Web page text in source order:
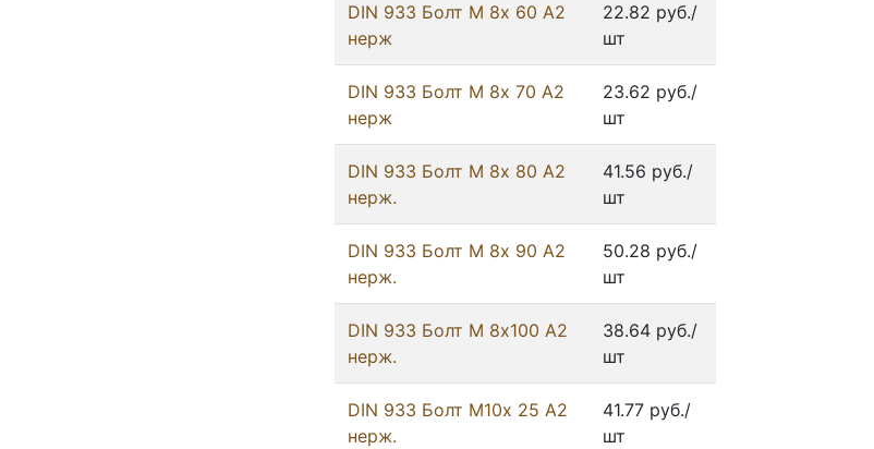
DIN 933 Болт М 8х 60 А2
нерж
22.82 руб./
шт
DIN 933 Болт М 8х 70 А2
нерж
23.62 руб./
шт
DIN 933 Болт М 8х 80 А2
нерж.
41.56 руб./
шт
DIN 933 Болт М 8х 90 А2
нерж.
50.28 руб./
шт
DIN 933 Болт М 8х100 А2
нерж.
38.64 руб./
шт
DIN 933 Болт М10х 25 А2
нерж.
41.77 руб./
шт